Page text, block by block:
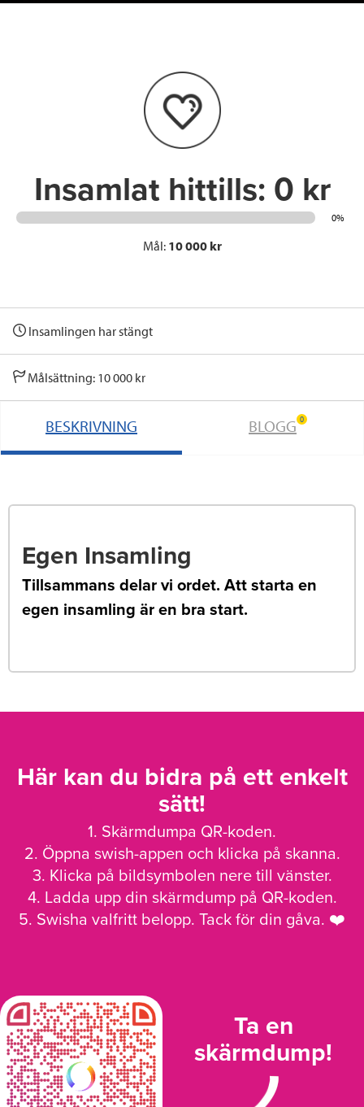
e
I
n
Insamlat hittills: 0 kr
0%
Mål: 10 000 kr
Insamlingen har stängt
Målsättning: 10 000 kr
BESKRIVNING BLOGG 0
Egen Insamling
Tillsammans delar vi ordet. Att starta en
egen insamling är en bra start.
Här kan du bidra på ett enkelt
sätt!
1. Skärmdumpa QR-koden.
2. Öppna swish-appen och klicka på skanna.
3. Klicka på bildsymbolen nere till vänster.
4. Ladda upp din skärmdump på QR-koden.
5. Swisha valfritt belopp. Tack för din gåva. ❤️
Ta en
skärmdump!